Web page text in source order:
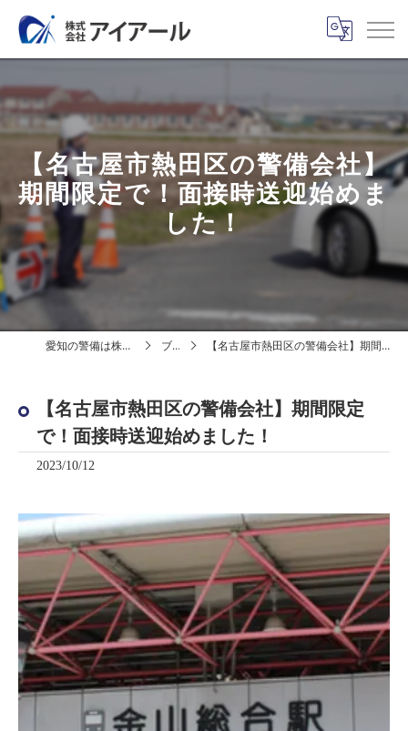
【名古屋市熱田区の警備会社】
期間限定で！面接時送迎始めま
した！
愛知の警備は株式会社アイアール ブログ 【名古屋市熱田区の警備会社】期間限定で！面接時送迎始めました！
【名古屋市熱田区の警備会社】期間限定
で！面接時送迎始めました！
2023/10/12